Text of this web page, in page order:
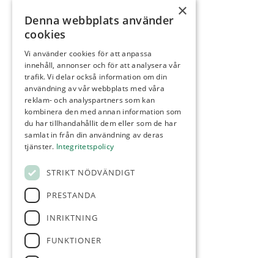
Kontakt
Tävling
Integritetspolicy
Webbshop
KONTAKT
Golfvägen
234 34 Lomma
reception@orestadsgk.com
Tel:040-410 580
×
Denna webbplats använder
cookies
Vi använder cookies för att anpassa
innehåll, annonser och för att analysera vår
trafik. Vi delar också information om din
användning av vår webbplats med våra
reklam- och analyspartners som kan
kombinera den med annan information som
du har tillhandahållit dem eller som de har
samlat in från din användning av deras
tjänster. Integritetspolicy
STRIKT NÖDVÄNDIGT
PRESTANDA
INRIKTNING
FUNKTIONER